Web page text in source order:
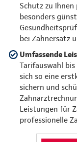
Schutz zu Ihnen
besonders
bei Zahnersatz
Umfassende
Tarifauswahl bis
sich so eine
sichern und
Leistungen für
professionelle